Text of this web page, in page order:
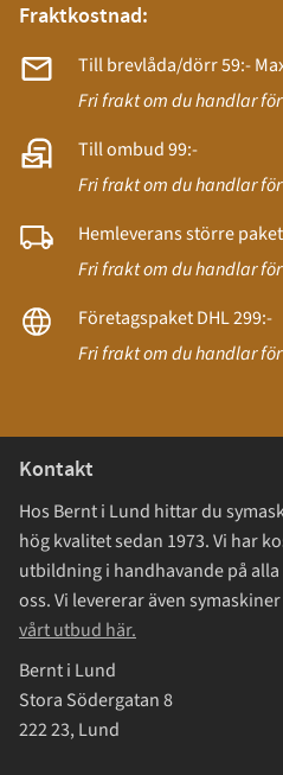
Fraktkostnad:
Till brevlåda/dörr 59:-
Fri frakt om du handlar
Till ombud 99:-
Fri frakt om du handlar
Hemleverans större
Fri frakt om du handlar
Företagspaket DHL 299:-
Fri frakt om du handlar
Kontakt
Hos Bernt i Lund hittar du
hög kvalitet sedan 1973. Vi har
utbildning i handhavande på
oss. Vi levererar även
vårt utbud här.
Bernt i Lund
Stora Södergatan 8
222 23, Lund